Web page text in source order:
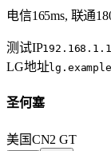
电信165ms, 联通
测试IP
LG地址
圣何塞
美国CN2 GT